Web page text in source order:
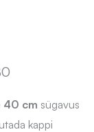
40 cm sügavus
kappi